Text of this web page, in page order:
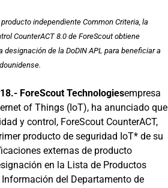
independiente Common Criteria, la
CounterACT 8.0 de ForeScout obtiene
de la DoDIN APL para beneficiar a
ForeScout Technologiesempresa
of Things (IoT), ha anunciado que
y control, ForeScout CounterACT,
producto de seguridad IoT* de su
externas de producto
en la Lista de Productos
del Departamento de